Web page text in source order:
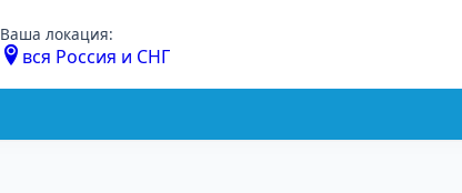
Ваша локация:
вся Россия и СНГ